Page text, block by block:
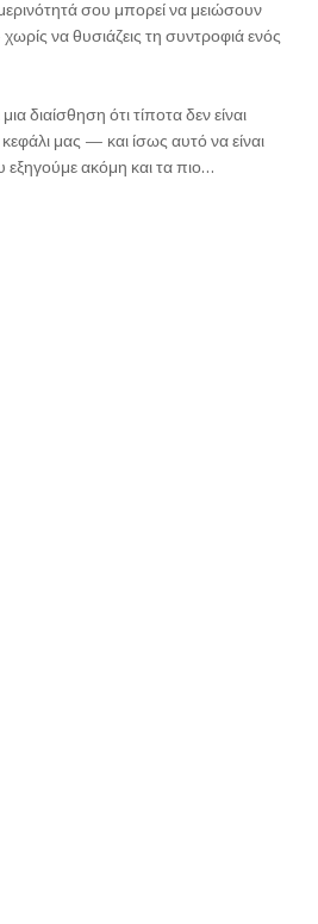
σου μπορεί να μειώσουν
να θυσιάζεις τη συντροφιά ενός
διαίσθηση ότι τίποτα δεν είναι
μας — και ίσως αυτό να είναι
ακόμη και τα πιο…